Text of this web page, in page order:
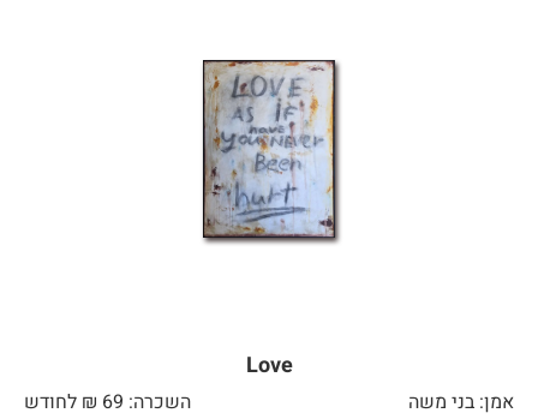
Love
אמן: בני משה
השכרה: 69 ₪ לחודש